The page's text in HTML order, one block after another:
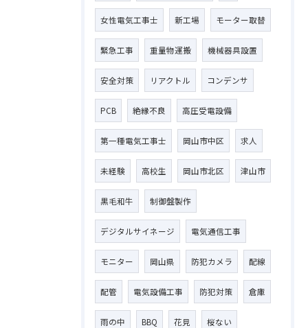
女性電気工事士 新工場 モーター取替
緊急工事 重量物運搬 機械器具設置
安全対策 リアクトル コンデンサ
PCB 絶縁不良 高圧受電設備
第一種電気工事士 岡山市中区 求人
未経験 高校生 岡山市北区 津山市
黒毛和牛 制御盤製作
デジタルサイネージ 電気通信工事
モニター 岡山県 防犯カメラ 配線
配管 電気設備工事 防犯対策 倉庫
雨の中 BBQ 花見 桜ない
お問い合わせはこちら